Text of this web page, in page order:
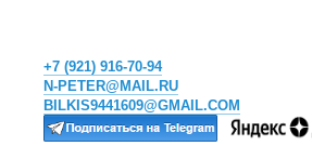
+7 (921) 916-70-94
N-PETER@MAIL.RU
BILKIS9441609@GMAIL.COM